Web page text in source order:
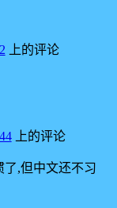
上的评论
上的评论
,但中文还不习